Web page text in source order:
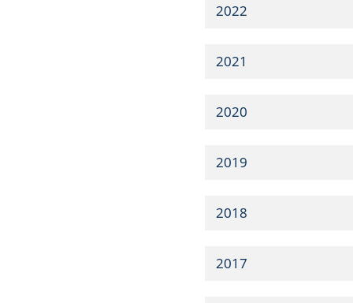
2022
2021
2020
2019
2018
2017